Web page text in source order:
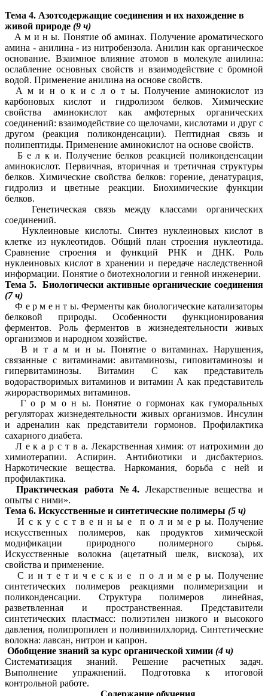
Тема 4. Азотсодержащие соединения и их нахождение в
живой природе (9 ч)
А м и н ы. Понятие об аминах. Получение ароматического
амина - анилина - из нитробензола. Анилин как органическое
основание. Взаимное влияние атомов в молекуле анилина:
ослабление основных свойств и взаимодействие с бромной
водой. Применение анилина на основе свойств.
А м и н о к и с л о т ы. Получение аминокислот из
карбоновых кислот и гидролизом белков. Химические
свойства аминокислот как амфотерных органических
соединений: взаимодействие со щелочами, кислотами и друг с
другом (реакция поликонденсации). Пептидная связь и
полипептиды. Применение аминокислот на основе свойств.
Б е л к и. Получение белков реакцией поликонденсации
аминокислот. Первичная, вторичная и третичная структуры
белков. Химические свойства белков: горение, денатурация,
гидролиз и цветные реакции. Биохимические функции
белков.
Генетическая связь между классами органических
соединений.
Нуклеиновые кислоты. Синтез нуклеиновых кислот в
клетке из нуклеотидов. Общий план строения нуклеотида.
Сравнение строения и функций РНК и ДНК. Роль
нуклеиновых кислот в хранении и передаче наследственной
информации. Понятие о биотехнологии и генной инженерии.
Тема 5. Биологически активные органические соединения
(7 ч)
Ф е р м е н т ы. Ферменты как биологические катализаторы
белковой природы. Особенности функционирования
ферментов. Роль ферментов в жизнедеятельности живых
организмов и народном хозяйстве.
В и т а м и н ы. Понятие о витаминах. Нарушения,
связанные с витаминами: авитаминозы, гиповитаминозы и
гипервитаминозы. Витамин С как представитель
водорастворимых витаминов и витамин А как представитель
жирорастворимых витаминов.
Г о р м о н ы. Понятие о гормонах как гуморальных
регуляторах жизнедеятельности живых организмов. Инсулин
и адреналин как представители гормонов. Профилактика
сахарного диабета.
Л е к а р с т в а. Лекарственная химия: от иатрохимии до
химиотерапии. Аспирин. Антибиотики и дисбактериоз.
Наркотические вещества. Наркомания, борьба с ней и
профилактика.
Практическая работа №4. Лекарственные вещества и
опыты с ними».
Тема 6. Искусственные и синтетические полимеры (5 ч)
И с к у с с т в е н н ы е п о л и м е р ы. Получение
искусственных полимеров, как продуктов химической
модификации природного полимерного сырья.
Искусственные волокна (ацетатный шелк, вискоза), их
свойства и применение.
С и н т е т и ч е с к и е п о л и м е р ы. Получение
синтетических полимеров реакциями полимеризации и
поликонденсации. Структура полимеров линейная,
разветвленная и пространственная. Представители
синтетических пластмасс: полиэтилен низкого и высокого
давления, полипропилен и поливинилхлорид. Синтетические
волокна: лавсан, нитрон и капрон.
Обобщение знаний за курс органической химии (4 ч)
Систематизация знаний. Решение расчетных задач.
Выполнение упражнений. Подготовка к итоговой
контрольной работе.